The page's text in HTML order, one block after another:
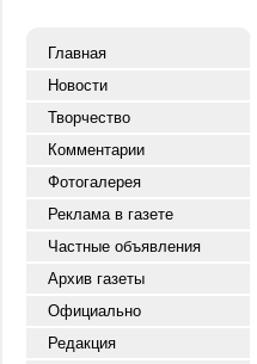
Главная
Новости
Творчество
Комментарии
Фотогалерея
Реклама в газете
Частные объявления
Архив газеты
Официально
Редакция